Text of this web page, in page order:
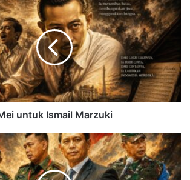
untuk Ismail Marzuki